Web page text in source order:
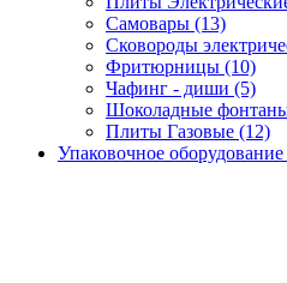
Самовары (13)
Сковороды
Фритюрницы (10)
Чафинг - диши (5)
Шоколадные
Плиты Газовые (12)
Упаковочное